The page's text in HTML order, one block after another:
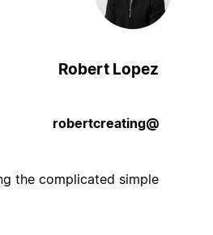
Robert Lopez
Making the complicated simple.